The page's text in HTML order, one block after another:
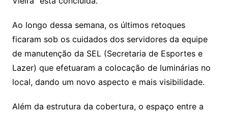
Ao longo dessa semana, os últimos retoques
ficaram sob os cuidados dos servidores da equipe
de manutenção da SEL (Secretaria de Esportes e
Lazer) que efetuaram a colocação de luminárias no
local, dando um novo aspecto e mais visibilidade.
Além da estrutura da cobertura, o espaço entre a